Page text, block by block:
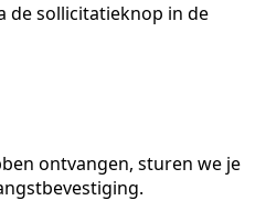
de sollicitatieknop in de
ontvangen, sturen we je